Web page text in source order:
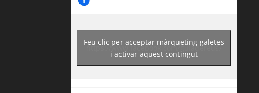
https://www.facebook.com/guiadereus/
Feu clic per acceptar màrqueting galetes
i activar aquest contingut